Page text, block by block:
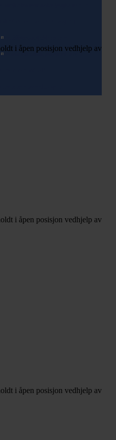
Tilbakeslagsspjeld
og Påstikk
(teleskopisk/zoom)
Tilbehør for mekaniske ventiler
m/alukanal
i åpen posisjon vedhjelp av
i åpen posisjon vedhjelp av
i åpen posisjon vedhjelp av